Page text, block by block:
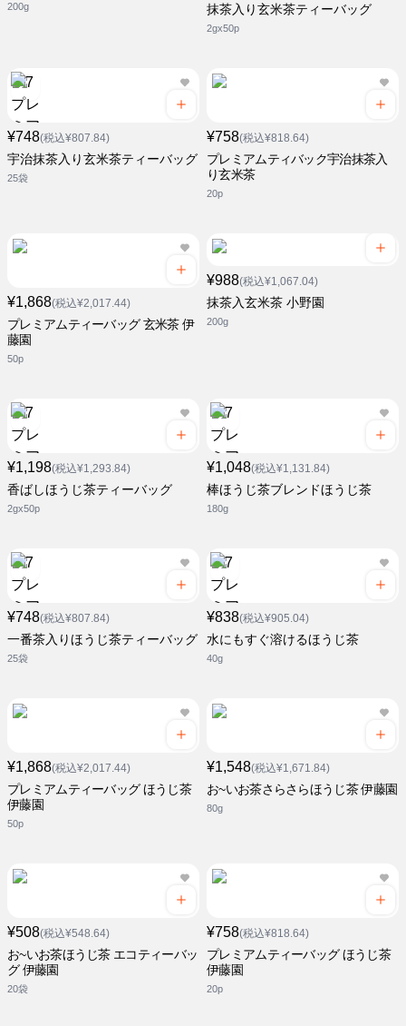
200g 抹茶入り玄米茶ティーバッグ
2gx50p
¥748(税込¥807.84)
宇治抹茶入り玄米茶ティーバッグ
25袋
¥758(税込¥818.64)
プレミアムティバック宇治抹茶入
り玄米茶
20p
¥1,868(税込¥2,017.44)
プレミアムティーバッグ 玄米茶 伊
藤園
50p
¥988(税込¥1,067.04)
抹茶入玄米茶 小野園
200g
¥1,198(税込¥1,293.84)
香ばしほうじ茶ティーバッグ
2gx50p
¥1,048(税込¥1,131.84)
棒ほうじ茶ブレンドほうじ茶
180g
¥748(税込¥807.84)
一番茶入りほうじ茶ティーバッグ
25袋
¥838(税込¥905.04)
水にもすぐ溶けるほうじ茶
40g
¥1,868(税込¥2,017.44)
プレミアムティーバッグ ほうじ茶
伊藤園
50p
¥1,548(税込¥1,671.84)
お~いお茶さらさらほうじ茶 伊藤園
80g
¥508(税込¥548.64)
お~いお茶ほうじ茶 エコティーバッ
グ 伊藤園
20袋
¥758(税込¥818.64)
プレミアムティーバッグ ほうじ茶
伊藤園
20p